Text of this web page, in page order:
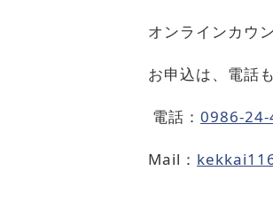
オンラインカウ
お申込は、電話
電話： 0986-24-
Mail ：